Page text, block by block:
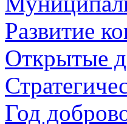
Развитие
Открытые
Год